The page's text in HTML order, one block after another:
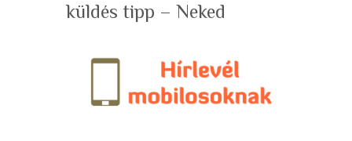
küldés tipp – Neked